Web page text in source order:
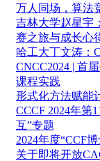
万人同场，算法
吉林大学赵星宇
赛之旅与成长心
哈工大丁文涛：
CNCC2024 | 首
课程实践
形式化方法赋能
CCCF 2024年
互”专题
2024年度“CCF
关于即将开放